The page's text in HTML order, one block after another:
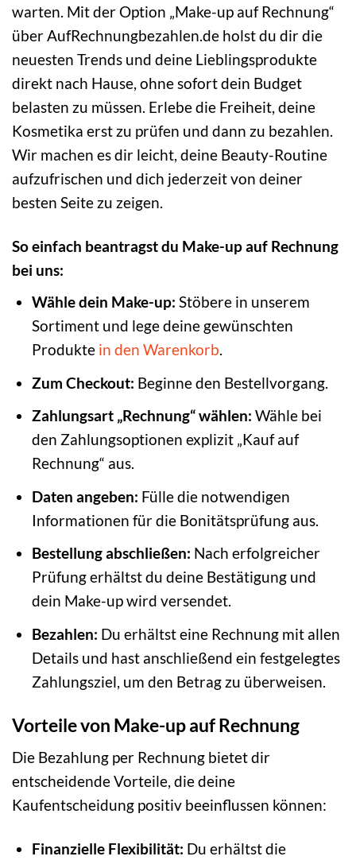
warten. Mit der Option „Make-up auf Rechnung“
über AufRechnungbezahlen.de holst du dir die
neuesten Trends und deine Lieblingsprodukte
direkt nach Hause, ohne sofort dein Budget
belasten zu müssen. Erlebe die Freiheit, deine
Kosmetika erst zu prüfen und dann zu bezahlen.
Wir machen es dir leicht, deine Beauty-Routine
aufzufrischen und dich jederzeit von deiner
besten Seite zu zeigen.
So einfach beantragst du Make-up auf Rechnung
bei uns:
Wähle dein Make-up: Stöbere in unserem
Sortiment und lege deine gewünschten
Produkte in den Warenkorb.
Zum Checkout: Beginne den Bestellvorgang.
Zahlungsart „Rechnung“ wählen: Wähle bei
den Zahlungsoptionen explizit „Kauf auf
Rechnung“ aus.
Daten angeben: Fülle die notwendigen
Informationen für die Bonitätsprüfung aus.
Bestellung abschließen: Nach erfolgreicher
Prüfung erhältst du deine Bestätigung und
dein Make-up wird versendet.
Bezahlen: Du erhältst eine Rechnung mit allen
Details und hast anschließend ein festgelegtes
Zahlungsziel, um den Betrag zu überweisen.
Vorteile von Make-up auf Rechnung
Die Bezahlung per Rechnung bietet dir
entscheidende Vorteile, die deine
Kaufentscheidung positiv beeinflussen können:
Finanzielle Flexibilität: Du erhältst die